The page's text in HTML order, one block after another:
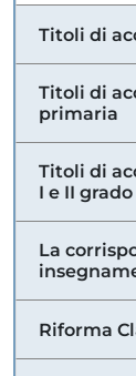
Titoli di
Titoli di
primaria
Titoli di
I e II grado
La
Riforma